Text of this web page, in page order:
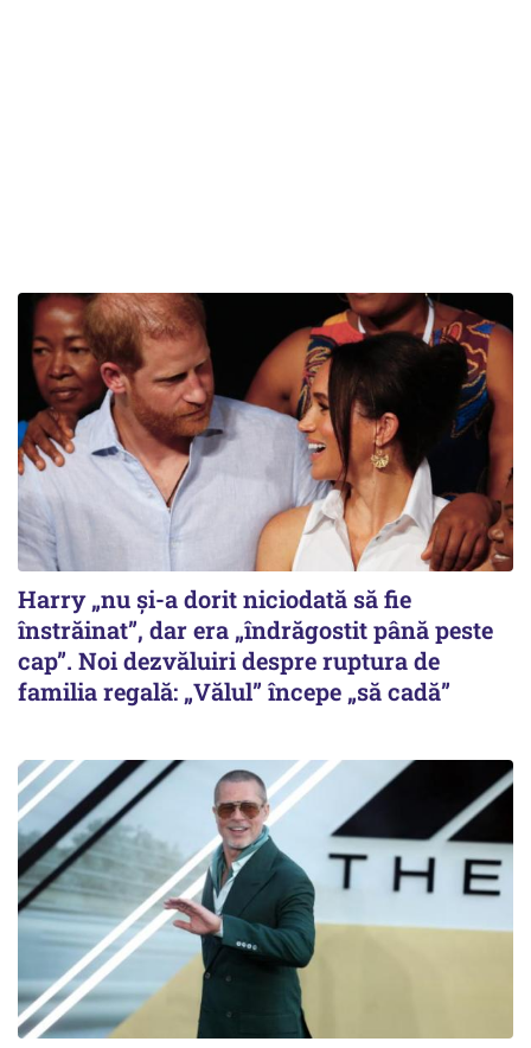
Harry „nu și-a dorit niciodată să fie
înstrăinat”, dar era „îndrăgostit până peste
cap”. Noi dezvăluiri despre ruptura de
familia regală: „Vălul” începe „să cadă”